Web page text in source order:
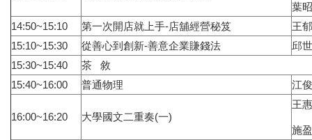
葉
14:50~15:10
第一次開店就上手-店舖經營秘笈
王
15:10~15:30
從善心到創新-善意企業賺錢法
邱
15:30~15:40
茶 敘
15:40~16:00
普通物理 江
16:00~16:20 大學國文二重奏(一)
王
施